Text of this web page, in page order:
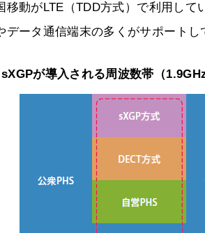
移動がLTE（TDD方式）で利用し
ータ通信端末の多くがサポートし
が導入される周波数帯（